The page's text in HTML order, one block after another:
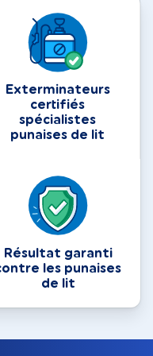
Exterminateurs
certifiés
spécialistes
punaises de lit
Résultat garanti
les punaises
de lit